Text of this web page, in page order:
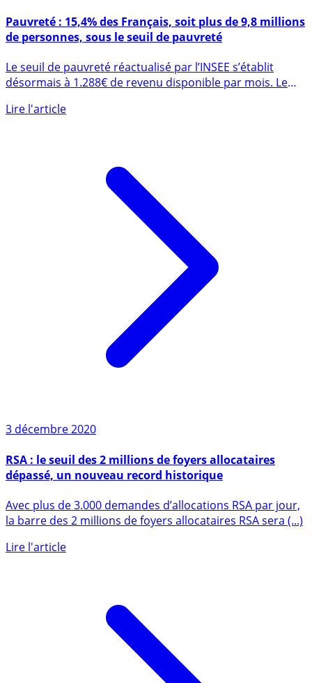
8 juillet 2025
de personnes, sous le seuil de pauvreté
désormais à 1.288€ de revenu disponible par mois. Le
3 décembre 2020
RSA : le seuil des 2 millions de foyers allocataires
dépassé, un nouveau record historique
la barre des 2 millions de foyers allocataires RSA sera (...)